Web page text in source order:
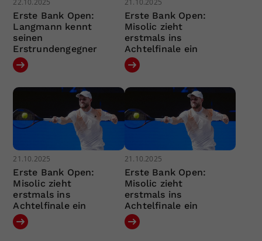
22.10.2025
Erste Bank Open:
Langmann kennt
seinen
Erstrundengegner
21.10.2025
Erste Bank Open:
Misolic zieht
erstmals ins
Achtelfinale ein
21.10.2025
Erste Bank Open:
Misolic zieht
erstmals ins
Achtelfinale ein
21.10.2025
Erste Bank Open:
Misolic zieht
erstmals ins
Achtelfinale ein